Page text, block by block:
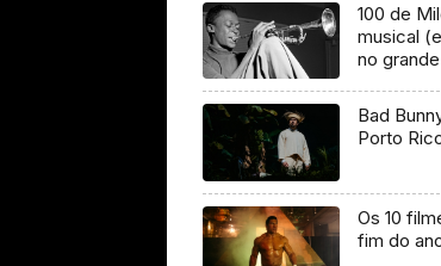
100 de
musical
no
Bad
Porto
Os 10
fim do